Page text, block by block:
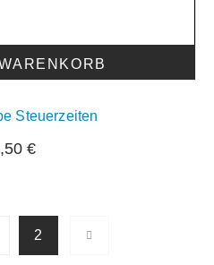
Steuerzeiten
€
2